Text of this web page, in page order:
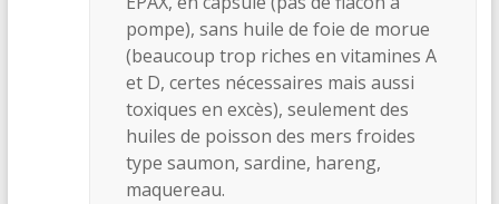
pompe), sans huile de foie de morue
(beaucoup trop riches en vitamines A
et D, certes nécessaires mais aussi
toxiques en excès), seulement des
huiles de poisson des mers froides
type saumon, sardine, hareng,
maquereau.